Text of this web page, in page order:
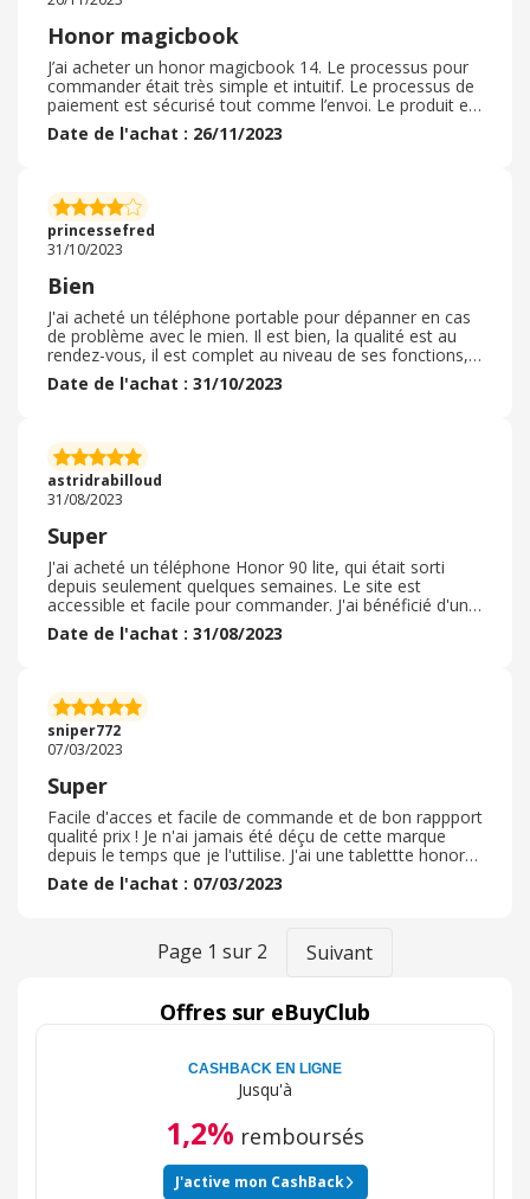
Honor magicbook
J’ai acheter un honor magicbook 14. Le processus pour
commander était très simple et intuitif. Le processus de
paiement est sécurisé tout comme l’envoi. Le produit est
arrivé très bien protégé et emballer. Je suis étudiante et
l’ordinateur est parfait pour les études. La batterie tient
énorme gain de temps. Il a une tres bonne capacité et
est compatible avec Windows et donc word, Excel ….
Date de l'achat : 26/11/2023
princessefred
31/10/2023
Bien
J'ai acheté un téléphone portable pour dépanner en cas
de problème avec le mien. Il est bien, la qualité est au
rendez-vous, il est complet au niveau de ses fonctions,
les photos sont dans l'ensemble correct, la qualité de
l'image est assez bonne, il y a un bon rapport qualité prix
il y avait une montre connecté que j'utilise
régulièrement, simple d'utilisation et assez basique au
niveau de son design. Dans l'ensemble un bon
investissement
Date de l'achat : 31/10/2023
astridrabilloud
31/08/2023
Super
J'ai acheté un téléphone Honor 90 lite, qui était sorti
depuis seulement quelques semaines. Le site est
accessible et facile pour commander. J'ai bénéficié d'un
réduction de 50 € pour la sortie de leur nouveau
téléphone. La livraison s'est bien passée, ça a été rapide
de suivi reçus par le service client HONOR. Ma
commande était conforme et je trouve le téléphone
d'un bon rapport qualité prix. C'est tout à fait l'idée que
je m'en faisais. Je recommande ce site et cette marque.
Date de l'achat : 31/08/2023
sniper772
07/03/2023
Super
Facile d'acces et facile de commande et de bon rappport
qualité prix ! Je n'ai jamais été déçu de cette marque
depuis le temps que je l'uttilise. J'ai une tablettte honor
depuis maintenant 4 mois et je n'ai jamais eu de soucis
avec et je suis satisfait de son design et de son
de ma commande et recevoir un cashback concequent à
la suite de ma commande ce qui fait plutot plaisir je
Date de l'achat : 07/03/2023
Page 1 sur 2 Suivant
Offres sur eBuyClub
CASHBACK EN LIGNE
Jusqu'à
1,2% remboursés
J'active mon CashBack